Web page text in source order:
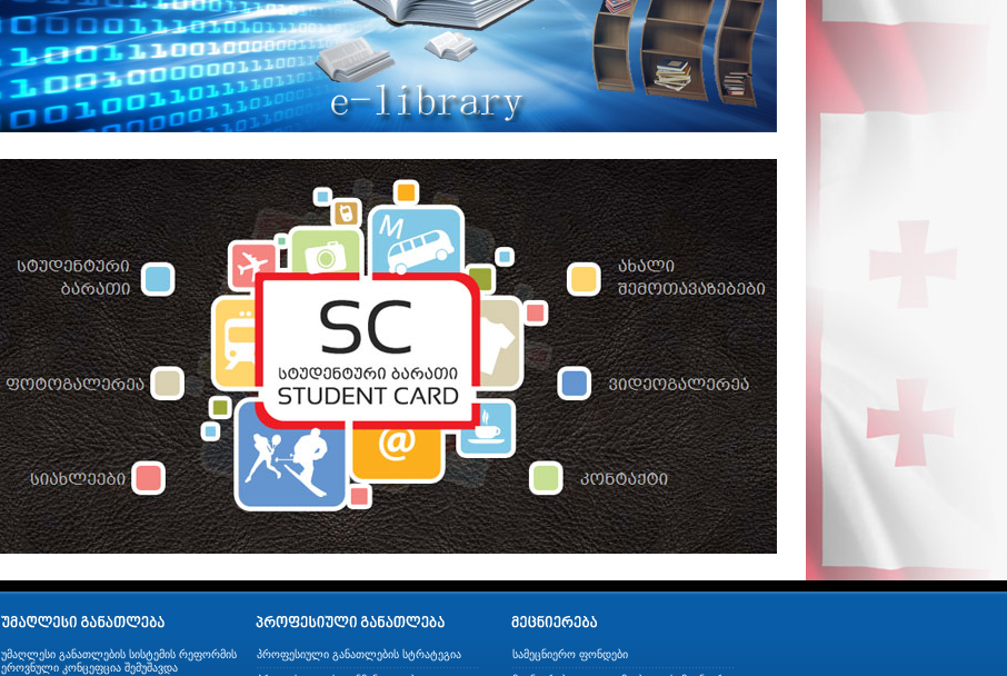
უმაღლესი განათლების სისტემის რეფორმის
ეროვნული კონცეფცია შემუშავდა
პროფესიული განათლების სტრატეგია სამეცნიერო ფონდები